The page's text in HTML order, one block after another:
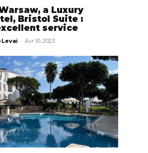
a Luxury
Bristol Suite :
service
- Avr 10, 2023